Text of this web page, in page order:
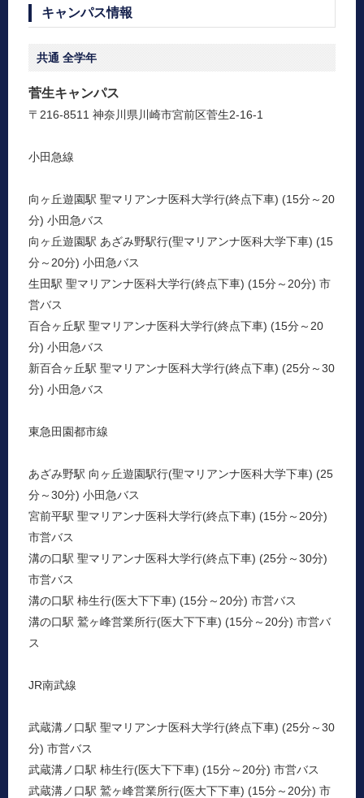
キャンパス情報
共通 全学年
菅生キャンパス
〒216-8511 神奈川県川崎市宮前区菅生2-16-1
小田急線
向ヶ丘遊園駅 聖マリアンナ医科大学行(終点下車) (15分～20
分) 小田急バス
向ヶ丘遊園駅 あざみ野駅行(聖マリアンナ医科大学下車) (15
分～20分) 小田急バス
生田駅 聖マリアンナ医科大学行(終点下車) (15分～20分) 市
営バス
百合ヶ丘駅 聖マリアンナ医科大学行(終点下車) (15分～20
分) 小田急バス
新百合ヶ丘駅 聖マリアンナ医科大学行(終点下車) (25分～30
分) 小田急バス
東急田園都市線
あざみ野駅 向ヶ丘遊園駅行(聖マリアンナ医科大学下車) (25
分～30分) 小田急バス
宮前平駅 聖マリアンナ医科大学行(終点下車) (15分～20分)
市営バス
溝の口駅 聖マリアンナ医科大学行(終点下車) (25分～30分)
市営バス
溝の口駅 柿生行(医大下下車) (15分～20分) 市営バス
溝の口駅 鷲ヶ峰営業所行(医大下下車) (15分～20分) 市営バ
ス
JR南武線
武蔵溝ノ口駅 聖マリアンナ医科大学行(終点下車) (25分～30
分) 市営バス
武蔵溝ノ口駅 柿生行(医大下下車) (15分～20分) 市営バス
武蔵溝ノ口駅 鷲ヶ峰営業所行(医大下下車) (15分～20分) 市